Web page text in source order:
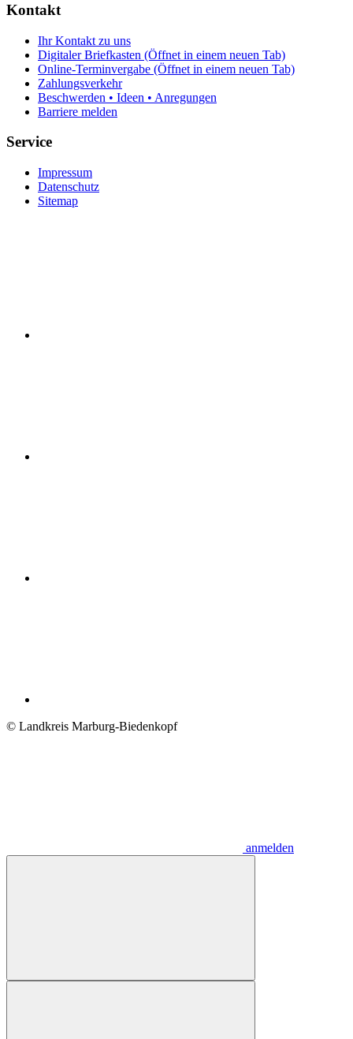
Kontakt
Ihr Kontakt zu uns
Digitaler Briefkasten (Öffnet in einem neuen Tab)
Online-Terminvergabe (Öffnet in einem neuen Tab)
Zahlungsverkehr
Beschwerden • Ideen • Anregungen
Barriere melden
Service
Impressum
Datenschutz
Sitemap
© Landkreis Marburg-Biedenkopf
anmelden